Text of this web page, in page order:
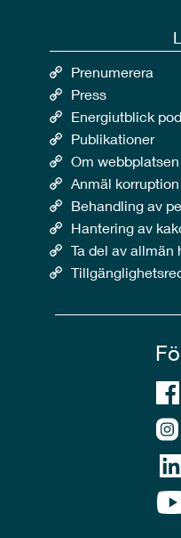
Prenumerera
Press
Energiutblick
Publikationer
Om webbplatsen
Anmäl
Behandling av
Hantering av
Ta del av allmän